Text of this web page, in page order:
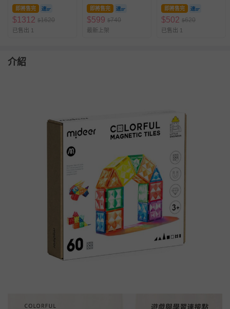
即將售完
$1312 $1620
已售出 1
2025新版
即將售完
$599 $740
最新上架
(4台)
即將售完
$502 $620
已售出 1
介紹